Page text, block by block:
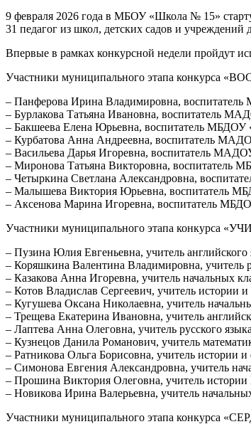
9 февраля 2026 года в МБОУ «Школа № 15»
31 педагог из школ, детских садов и учреждений
Впервые в рамках конкурсной недели пройдут
Участники муниципального этапа конкурса
– Панферова Ирина Владимировна,
– Бурлакова Татьяна Ивановна, воспитатель
– Бакшеева Елена Юрьевна, воспитатель МБДОУ
– Курбатова Анна Андреевна, воспитатель
– Васильева Дарья Игоревна, воспитатель
– Миронова Татьяна Викторовна, воспитатель
– Четыркина Светлана Александровна,
– Малышева Виктория Юрьевна, воспитатель
– Аксенова Марина Игоревна, воспитатель
Участники муниципального этапа конкурса
– Пузина Юлия Евгеньевна, учитель
– Коряшкина Валентина Владимировна,
– Казакова Анна Игоревна, учитель начальных
– Котов Владислав Сергеевич, учитель
– Кугушева Оксана Николаевна, учитель
– Трещева Екатерина Ивановна, учитель
– Лаптева Анна Олеговна, учитель русского
– Кузнецов Данила Романович, учитель
– Ратникова Ольга Борисовна, учитель
– Симонова Евгения Александровна, учитель
– Прошина Виктория Олеговна, учитель
– Новикова Ирина Валерьевна, учитель
Участники муниципального этапа конкурса